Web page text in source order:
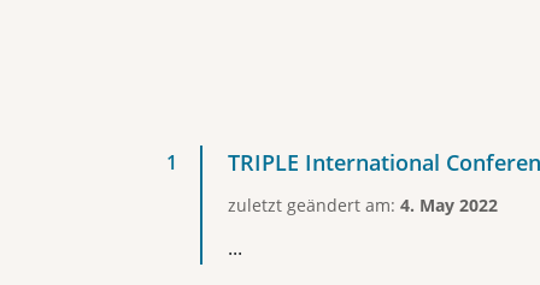
TRIPLE International
zuletzt geändert am: 4. May 2022
...